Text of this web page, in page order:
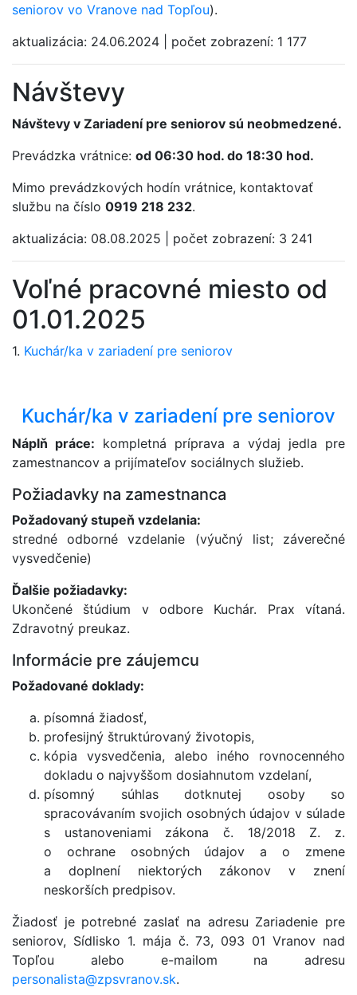
seniorov vo Vranove nad Topľou).
aktualizácia: 24.06.2024 počet zobrazení: 1 177
Návštevy
Návštevy v Zariadení pre seniorov sú neobmedzené.
Prevádzka vrátnice: od 06:30 hod. do 18:30 hod.
Mimo prevádzkových hodín vrátnice, kontaktovať
službu na číslo 0919 218 232.
aktualizácia: 08.08.2025 počet zobrazení: 3 241
Voľné pracovné miesto od
01.01.2025
1. Kuchár/ka v zariadení pre seniorov
Kuchár/ka v zariadení pre seniorov
Náplň práce: kompletná príprava a výdaj jedla pre
zamestnancov a prijímateľov sociálnych služieb.
Požiadavky na zamestnanca
Požadovaný stupeň vzdelania:
stredné odborné vzdelanie (výučný list; záverečné
vysvedčenie)
Ďalšie požiadavky:
Ukončené štúdium v odbore Kuchár. Prax vítaná.
Zdravotný preukaz.
Informácie pre záujemcu
Požadované doklady:
písomná žiadosť,
profesijný štruktúrovaný životopis,
kópia vysvedčenia, alebo iného rovnocenného
dokladu o najvyššom dosiahnutom vzdelaní,
písomný súhlas dotknutej osoby so
spracovávaním svojich osobných údajov v súlade
s ustanoveniami zákona č. 18/2018 Z. z.
o ochrane osobných údajov a o zmene
a doplnení niektorých zákonov v znení
neskorších predpisov.
Žiadosť je potrebné zaslať na adresu Zariadenie pre
seniorov, Sídlisko 1. mája č. 73, 093 01 Vranov nad
Topľou alebo e-mailom na adresu
personalista@zpsvranov.sk.